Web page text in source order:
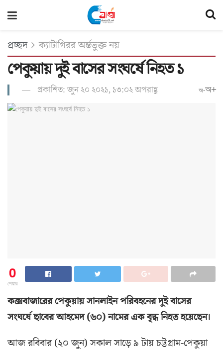
প্রচ্ছদ ক্যাটাগিরর অর্ন্তভুক্ত নয়
পেকুয়ায় দুই বাসের সংঘর্ষে নিহত ১
প্রকাশিত: জুন ২০ ২০২১, ১৩:০২ অপরাহ্ণ অ-অ+
0
শেয়ার
কক্সবাজারের পেকুয়ায় সানলাইন পরিবহনের দুই বাসের
সংঘর্ষে ছাবের আহমেদ (৬০) নামের এক বৃদ্ধ নিহত হয়েছেন।
আজ রবিবার (২০ জুন) সকাল সাড়ে ৯ টায় চট্টগ্রাম-পেকুয়া